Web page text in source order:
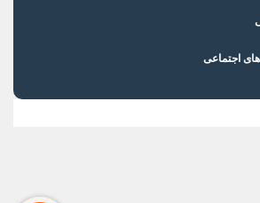
اجتماعی